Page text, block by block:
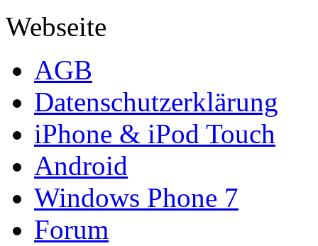
Webseite
AGB
Datenschutzerklärung
iPhone & iPod Touch
Android
Windows Phone 7
Forum